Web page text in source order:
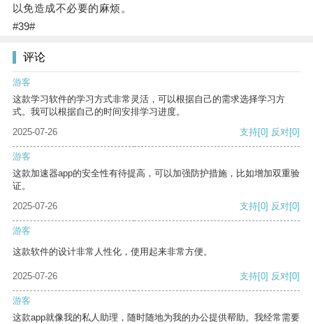
以免造成不必要的麻烦。
#39#
评论
游客
这款学习软件的学习方式非常灵活，可以根据自己的需求选择学习方
式。我可以根据自己的时间安排学习进度。
2025-07-26
支持[0] 反对[0]
游客
这款加速器app的安全性有待提高，可以加强防护措施，比如增加双重验
证。
2025-07-26
支持[0] 反对[0]
游客
这款软件的设计非常人性化，使用起来非常方便。
2025-07-26 支持[0] 反对[0]
游客
这款app就像我的私人助理，随时随地为我的办公提供帮助。我经常需要